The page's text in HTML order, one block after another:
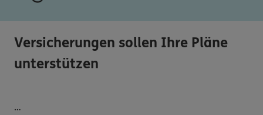
Versicherungen sollen Ihre Pläne
unterstützen